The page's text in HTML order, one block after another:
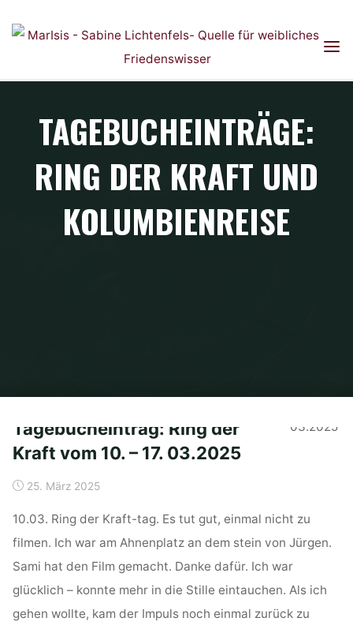
TAGEBUCHEINTRÄGE:
RING DER KRAFT UND
KOLUMBIENREISE
Tagebucheintrag: Ring der
Kraft vom 10. – 17. 03.2025
25. März 2025
10.03. Ring der Kraft-tag. Es tut gut, einmal nicht zu
filmen. Ich war am Ahnenplatz an dem stein von Jürgen.
Sami hat den Film gemacht. Danke dafür. Ich war
glücklich – konnte mehr in die Stille eintauchen. Als ich
gehen wollte, kam der Impuls noch einmal zurück zu